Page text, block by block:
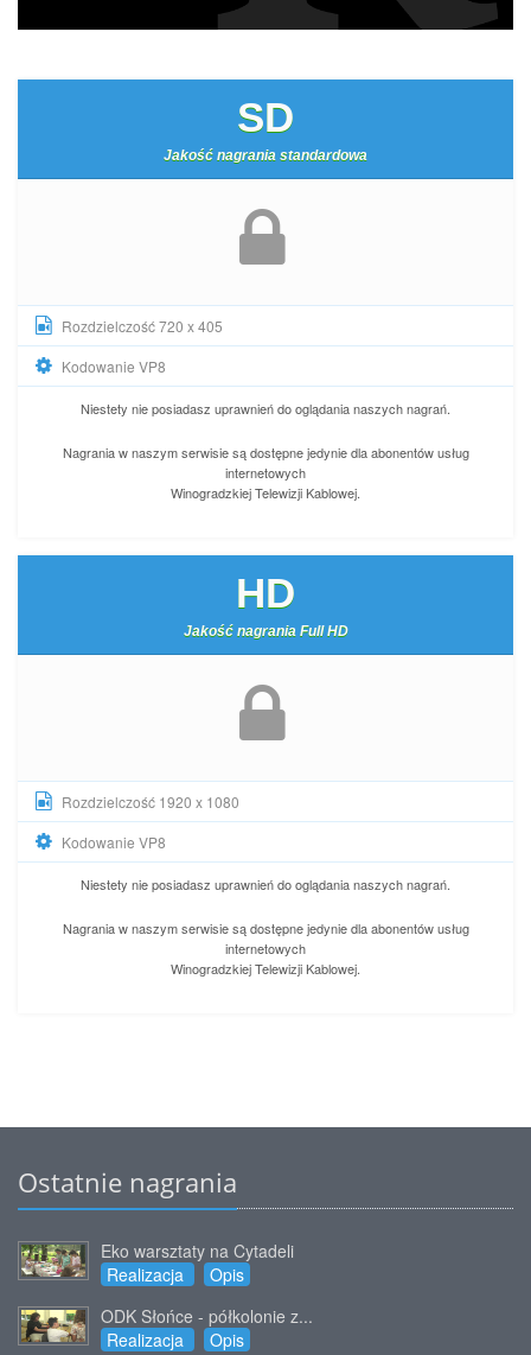
SD
Jakość nagrania standardowa
Rozdzielczość 720 x 405
Kodowanie VP8
Niestety nie posiadasz uprawnień do oglądania naszych nagrań.
Nagrania w naszym serwisie są dostępne jedynie dla abonentów usług
internetowych
Winogradzkiej Telewizji Kablowej.
HD
Jakość nagrania Full HD
Rozdzielczość 1920 x 1080
Kodowanie VP8
Niestety nie posiadasz uprawnień do oglądania naszych nagrań.
Nagrania w naszym serwisie są dostępne jedynie dla abonentów usług
internetowych
Winogradzkiej Telewizji Kablowej.
Ostatnie nagrania
Eko warsztaty na Cytadeli
Realizacja
Opis
ODK Słońce - półkolonie z...
Realizacja
Opis